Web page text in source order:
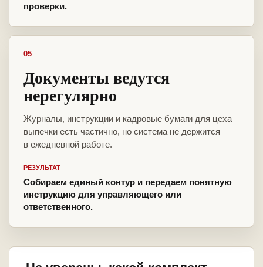
проверки.
05
Документы ведутся
нерегулярно
Журналы, инструкции и кадровые бумаги для цеха
выпечки есть частично, но система не держится
в ежедневной работе.
РЕЗУЛЬТАТ
Собираем единый контур и передаем понятную
инструкцию для управляющего или
ответственного.